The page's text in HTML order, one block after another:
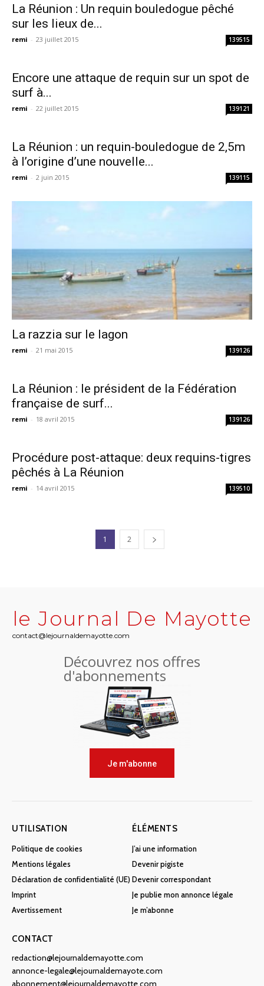
La Réunion : Un requin bouledogue pêché
sur les lieux de...
remi - 23 juillet 2015 139515
Encore une attaque de requin sur un spot de
surf à...
remi - 22 juillet 2015 139121
La Réunion : un requin-bouledogue de 2,5m
à l’origine d’une nouvelle...
remi - 2 juin 2015 139115
La razzia sur le lagon
remi - 21 mai 2015 139126
La Réunion : le président de la Fédération
française de surf...
remi - 18 avril 2015 139126
Procédure post-attaque: deux requins-tigres
pêchés à La Réunion
remi - 14 avril 2015 139510
1 2
le Journal De Mayotte
contact@lejournaldemayotte.com
Découvrez nos offres
d'abonnements
Je m'abonne
UTILISATION
Politique de cookies
Mentions légales
Déclaration de confidentialité (UE)
Imprint
Avertissement
ÉLÉMENTS
J’ai une information
Devenir pigiste
Devenir correspondant
Je publie mon annonce légale
Je m’abonne
CONTACT
redaction@lejournaldemayotte.com
annonce-legale@lejournaldemayote.com
abonnement@lejournaldemayotte.com